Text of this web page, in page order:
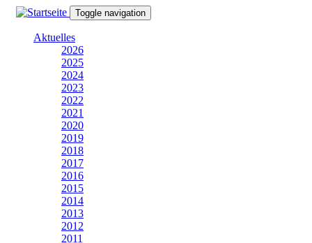
Direkt
Toggle navigation
Aktuelles
2026
2025
2024
2023
2022
2021
2020
2019
2018
2017
2016
2015
2014
2013
2012
2011